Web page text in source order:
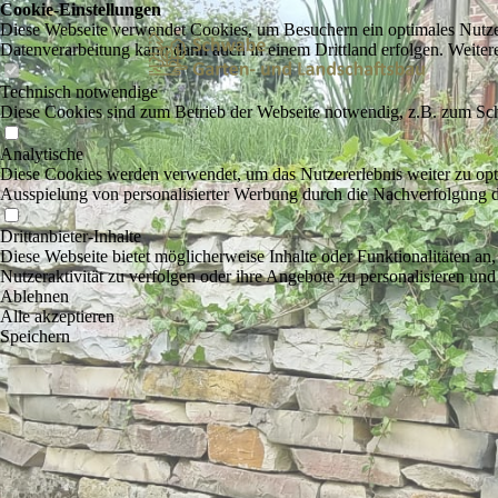
Cookie-Einstellungen
Diese Webseite verwendet Cookies, um Besuchern ein optimales
Datenverarbeitung kann dann auch in einem Drittland erfolgen.
Technisch notwendige
Diese Cookies sind zum Betrieb der Webseite notwendig, z.B. zum
Analytische
Diese Cookies werden verwendet, um das Nutzererlebnis weiter zu
Ausspielung von personalisierter Werbung durch die Nachverfolgung
Drittanbieter-Inhalte
Diese Webseite bietet möglicherweise Inhalte oder Funktionalitäten
Nutzeraktivität zu verfolgen oder ihre Angebote zu personalisieren
Ablehnen
Alle akzeptieren
Speichern